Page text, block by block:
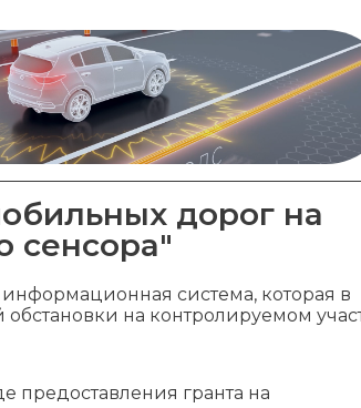
дорог на
сенсора"
система, которая в
на контролируемом
предоставления гранта на